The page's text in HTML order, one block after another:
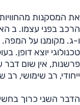
הרכב בפני עצמו. ב
פרשנות, אין שום דבר
ייחודי, רב שימושי,
הדבר השני כרוך